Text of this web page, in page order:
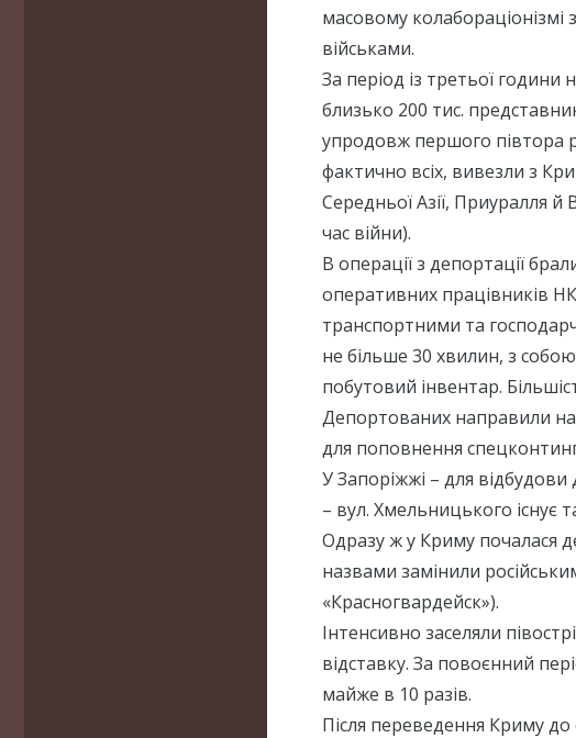
масовому колабораціонізмі
військами.
За період із третьої години
близько 200 тис.
упродовж першого півтора
фактично всіх, вивезли з
Середньої Азії, Приуралля
час війни).
В операції з депортації
оперативних працівників
транспортними та
не більше 30 хвилин, з собою
побутовий інвентар.
Депортованих направили
для поповнення
У Запоріжжі – для відбудови
– вул. Хмельницького існує
Одразу ж у Криму почалася
назвами замінили
«Красногвардейск»).
Інтенсивно заселяли
відставку. За повоєнний
майже в 10 разів.
Після переведення Криму